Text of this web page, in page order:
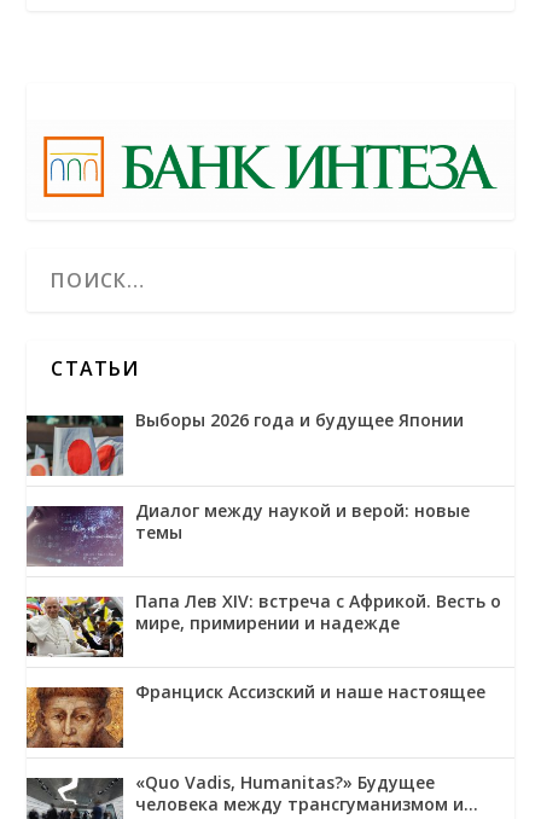
СТАТЬИ
Выборы 2026 года и будущее Японии
Диалог между наукой и верой: новые
темы
Папа Лев XIV: встреча с Африкой. Весть о
мире, примирении и надежде
Франциск Ассизский и наше настоящее
«Quo Vadis, Humanitas?» Будущее
человека между трансгуманизмом и